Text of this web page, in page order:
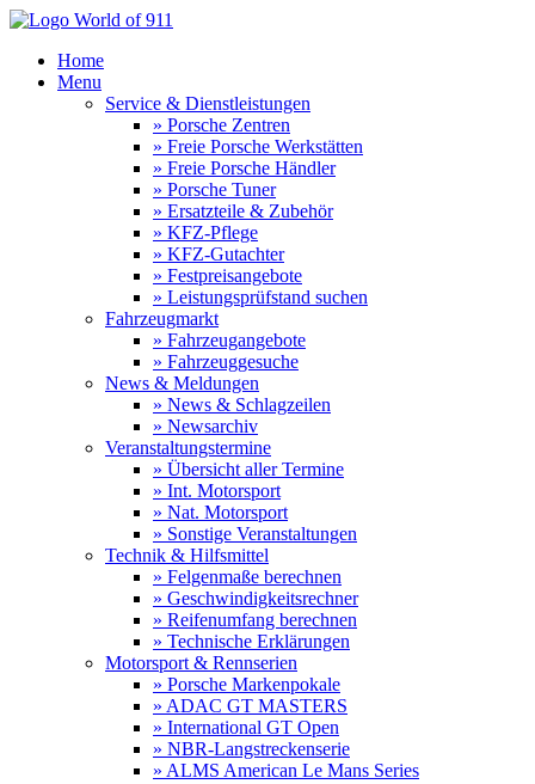
Home
Menu
Service & Dienstleistungen
» Porsche Zentren
» Freie Porsche Werkstätten
» Freie Porsche Händler
» Porsche Tuner
» Ersatzteile & Zubehör
» KFZ-Pflege
» KFZ-Gutachter
» Festpreisangebote
» Leistungsprüfstand suchen
Fahrzeugmarkt
» Fahrzeugangebote
» Fahrzeuggesuche
News & Meldungen
» News & Schlagzeilen
» Newsarchiv
Veranstaltungstermine
» Übersicht aller Termine
» Int. Motorsport
» Nat. Motorsport
» Sonstige Veranstaltungen
Technik & Hilfsmittel
» Felgenmaße berechnen
» Geschwindigkeitsrechner
» Reifenumfang berechnen
» Technische Erklärungen
Motorsport & Rennserien
» Porsche Markenpokale
» ADAC GT MASTERS
» International GT Open
» NBR-Langstreckenserie
» ALMS American Le Mans Series